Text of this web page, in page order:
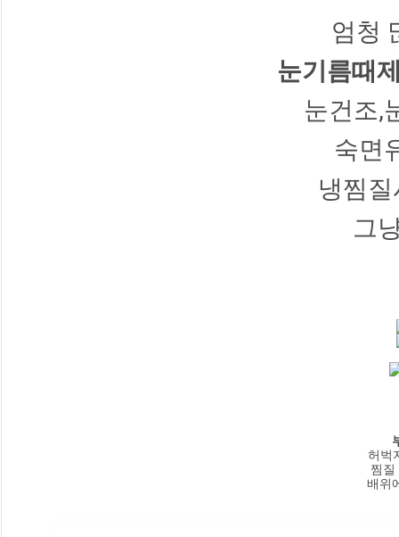
엄청
눈기름때
눈건조,
숙면
냉찜
그
허벅
찜질
배위